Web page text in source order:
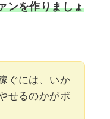
ンを作りましょ
ぐには、いか
せるのかがポ